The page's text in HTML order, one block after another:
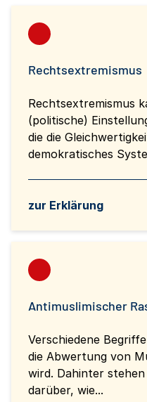
Rechtsextremismus
Rechtsextremismus
(politische)
die die
demokratisches
zur Erklärung
Antimuslimischer
Verschiedene
die Abwertung von
wird. Dahinter
darüber, wie...